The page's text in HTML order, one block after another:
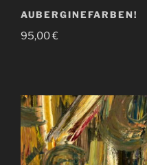
AUBERGINEFARBEN!
95,00€